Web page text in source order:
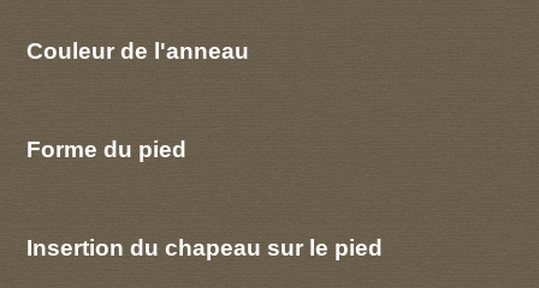
Couleur de l'anneau
Forme du pied
Insertion du chapeau sur le pied